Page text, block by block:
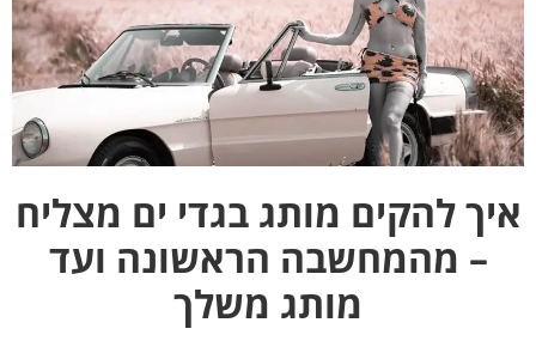
איך להקים מותג בגדי ים מצליח
– מהמחשבה הראשונה ועד
מותג משלך